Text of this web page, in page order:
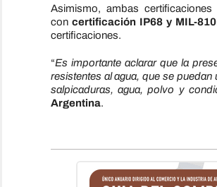
Asimismo, ambas
con certificación IP68 y MIL-
certificaciones.
“Es importante aclarar que la
resistentes al agua, que se
salpicaduras, agua, polvo y
Argentina.